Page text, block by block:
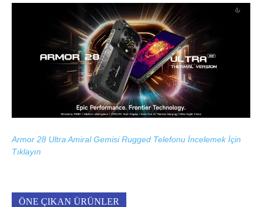
Armor 28 Ultra Amiral Gemisi Rugged Telefonu İncelemek İçin
Tıklayın
ÖNE ÇIKAN ÜRÜNLER